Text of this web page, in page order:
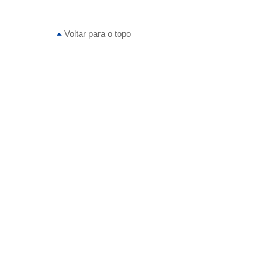
Voltar para o topo